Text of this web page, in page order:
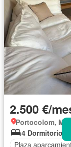
2.500 €/
Portocolom,
4 Dormitorios
Plaza